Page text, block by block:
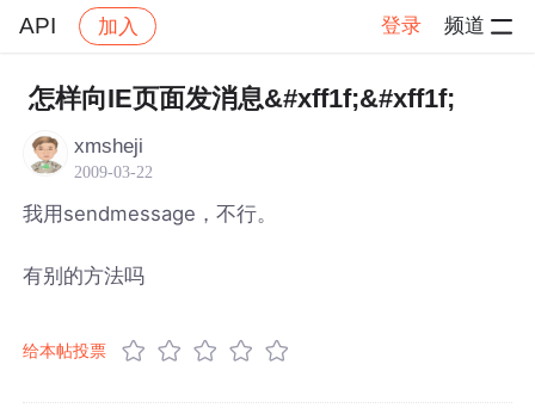
API 加入 登录 频道
社区 API 帖子详情
怎样向IE页面发消息&#xff1f;&#xff1f;
xmsheji
2009-03-22
我用sendmessage，不行。
有别的方法吗
给本帖投票